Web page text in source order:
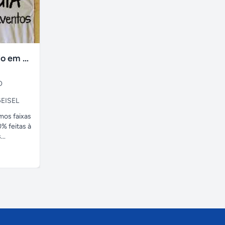
faixas no tecido em ate 24H
faixas
feitas à